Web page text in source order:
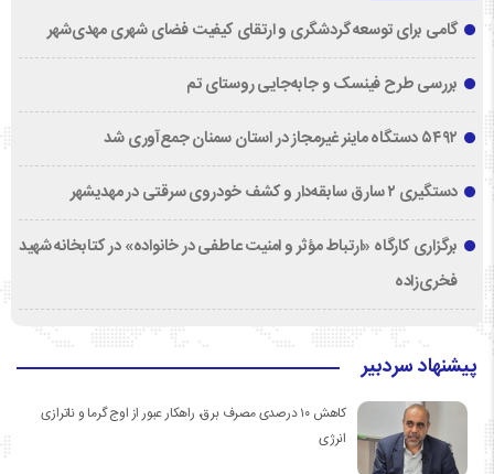
گامی برای توسعه گردشگری و ارتقای کیفیت فضای شهری مهدی‌شهر
بررسی طرح فینسک و جابه‌جایی روستای تم
۵۴۹۲ دستگاه ماینر غیرمجاز در استان سمنان جمع‌آوری شد
دستگیری ۲ سارق سابقه‌دار و کشف خودروی سرقتی در مهدیشهر
برگزاری کارگاه «ارتباط مؤثر و امنیت عاطفی در خانواده» در کتابخانه شهید
فخری‌زاده
پیشنهاد سردبیر
کاهش ۱۰ درصدی مصرف برق، راهکار عبور از اوج گرما و ناترازی
انرژی